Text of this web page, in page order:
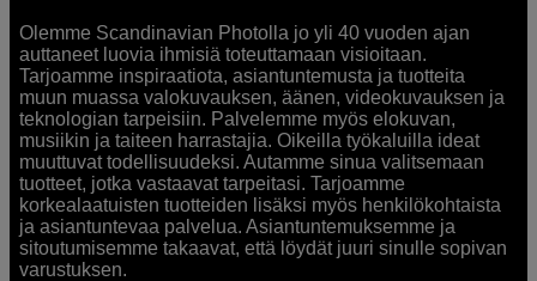
Olemme Scandinavian Photolla jo yli 40 vuoden ajan
auttaneet luovia ihmisiä toteuttamaan visioitaan.
Tarjoamme inspiraatiota, asiantuntemusta ja tuotteita
muun muassa valokuvauksen, äänen, videokuvauksen ja
teknologian tarpeisiin. Palvelemme myös elokuvan,
musiikin ja taiteen harrastajia. Oikeilla työkaluilla ideat
muuttuvat todellisuudeksi. Autamme sinua valitsemaan
tuotteet, jotka vastaavat tarpeitasi. Tarjoamme
korkealaatuisten tuotteiden lisäksi myös henkilökohtaista
ja asiantuntevaa palvelua. Asiantuntemuksemme ja
sitoutumisemme takaavat, että löydät juuri sinulle sopivan
varustuksen.